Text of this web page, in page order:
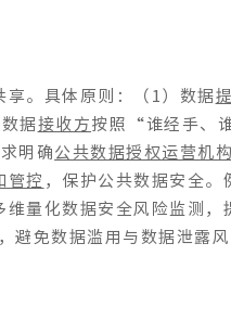
享。具体原则：（1）数据提
据接收方 按照“谁经手、
明确公共数据授权运营机构
管控 ，保护公共数据安全。
量化数据安全风险监测，
避免数据滥用与数据泄露风